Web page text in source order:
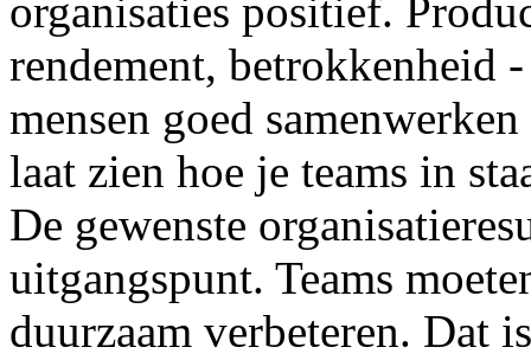
organisaties positief.
rendement, betrokkenheid
mensen goed
laat zien hoe je teams in
De gewenste
uitgangspunt. Teams
duurzaam verbeteren. Dat